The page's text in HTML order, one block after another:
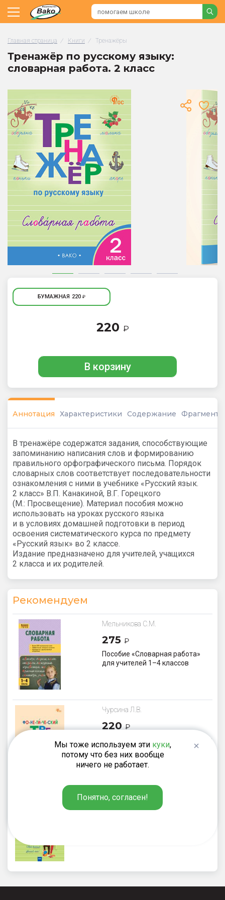
Главная страница / Книги / Тренажёры
Тренажёр по русскому языку:
словарная работа. 2 класс
БУМАЖНАЯ 220 ₽
220 ₽
В корзину
Аннотация Характеристики Содержание Фрагмент
В тренажёре содержатся задания, способствующие
запоминанию написания слов и формированию
правильного орфографического письма. Порядок
словарных слов соответствует последовательности
ознакомления с ними в учебнике «Русский язык.
2 класс» В.П. Канакиной, В.Г. Горецкого
(М.: Просвещение). Материал пособия можно
использовать на уроках русского языка
и в условиях домашней подготовки в период
освоения систематического курса по предмету
«Русский язык» во 2 классе.
Издание предназначено для учителей, учащихся
2 класса и их родителей.
Рекомендуем
Мельникова С.М.
275 ₽
Пособие «Словарная работа»
для учителей 1–4 классов
Чурсина Л.В.
220₽
Фонетический тренажёр. 2 класс
Ульянова Н.С.
220₽
Мы тоже используем эти куки,
потому что без них вообще
ничего не работает.
Понятно, согласен!